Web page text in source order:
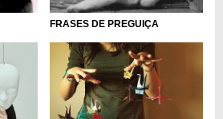
FRASES DE PREGUIÇA